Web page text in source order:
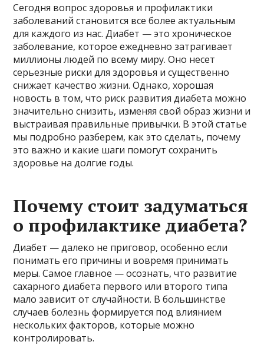
Сегодня вопрос здоровья и профилактики
заболеваний становится все более актуальным
для каждого из нас. Диабет — это хроническое
заболевание, которое ежедневно затрагивает
миллионы людей по всему миру. Оно несет
серьезные риски для здоровья и существенно
снижает качество жизни. Однако, хорошая
новость в том, что риск развития диабета можно
значительно снизить, изменяя свой образ жизни и
выстраивая правильные привычки. В этой статье
мы подробно разберем, как это сделать, почему
это важно и какие шаги помогут сохранить
здоровье на долгие годы.
Почему стоит задуматься
о профилактике диабета?
Диабет — далеко не приговор, особенно если
понимать его причины и вовремя принимать
меры. Самое главное — осознать, что развитие
сахарного диабета первого или второго типа
мало зависит от случайности. В большинстве
случаев болезнь формируется под влиянием
нескольких факторов, которые можно
контролировать.